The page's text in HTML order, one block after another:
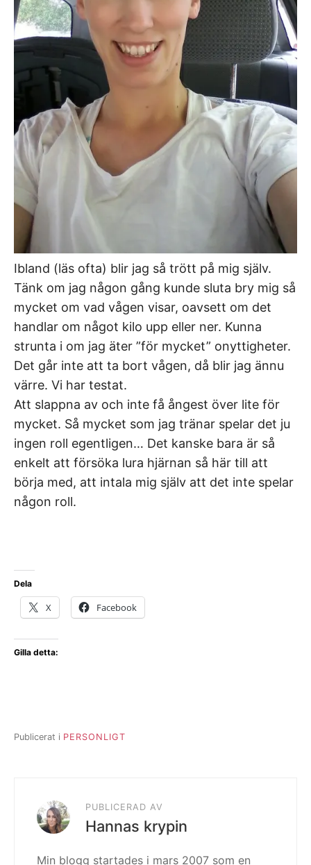
Ibland (läs ofta) blir jag så trött på mig själv.
Tänk om jag någon gång kunde sluta bry mig så
mycket om vad vågen visar, oavsett om det
handlar om något kilo upp eller ner. Kunna
strunta i om jag äter ”för mycket” onyttigheter.
Det går inte att ta bort vågen, då blir jag ännu
värre. Vi har testat.
Att slappna av och inte få ångest över lite för
mycket. Så mycket som jag tränar spelar det ju
ingen roll egentligen… Det kanske bara är så
enkelt att försöka lura hjärnan så här till att
börja med, att intala mig själv att det inte spelar
någon roll.
Dela
X Facebook
Gilla detta:
Publicerat i PERSONLIGT
PUBLICERAD AV
Hannas krypin
Min blogg startades i mars 2007 som en